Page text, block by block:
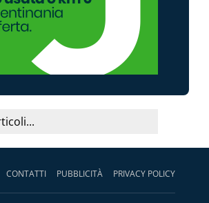
CONTATTI PUBBLICITÀ PRIVACY POLICY